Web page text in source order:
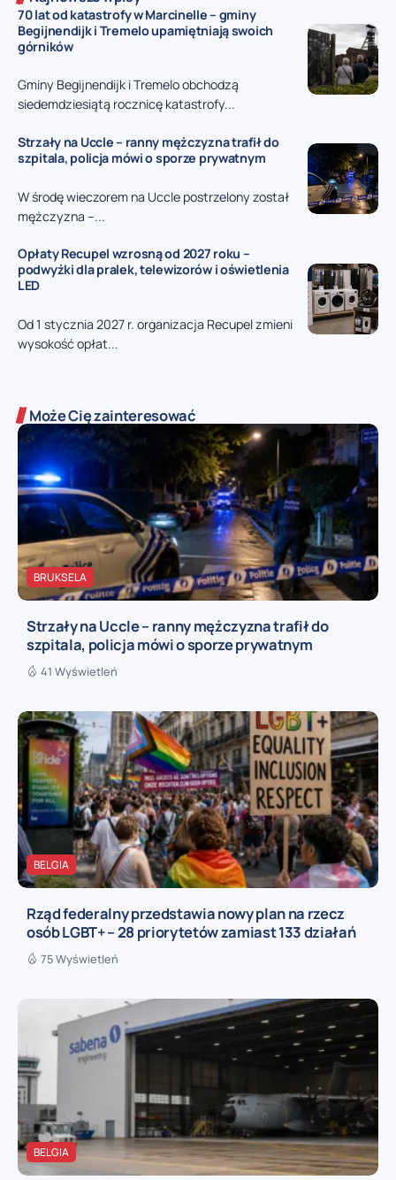
70 lat od katastrofy w Marcinelle – gminy
Begijnendijk i Tremelo upamiętniają swoich
górników
Gminy Begijnendijk i Tremelo obchodzą
siedemdziesiątą rocznicę katastrofy...
Strzały na Uccle – ranny mężczyzna trafił do
szpitala, policja mówi o sporze prywatnym
W środę wieczorem na Uccle postrzelony został
mężczyzna –...
Opłaty Recupel wzrosną od 2027 roku –
podwyżki dla pralek, telewizorów i oświetlenia
LED
Od 1 stycznia 2027 r. organizacja Recupel zmieni
wysokość opłat...
Może Cię zainteresować
BRUKSELA
Strzały na Uccle – ranny mężczyzna trafił do
szpitala, policja mówi o sporze prywatnym
41 Wyświetleń
BELGIA
Rząd federalny przedstawia nowy plan na rzecz
osób LGBT+ – 28 priorytetów zamiast 133 działań
75 Wyświetleń
BELGIA